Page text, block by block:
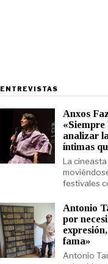
ENTREVISTAS
Anxos
«Siempre
analizar
íntimas
La
festivales
Antonio
por
fama»
Antonio